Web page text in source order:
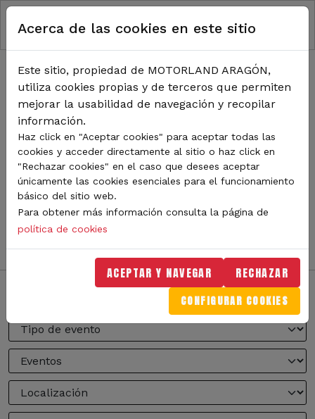
Pasar al contenido principal
RUTA DE NAVEGACIÓN
Inicio Noticias
TODA LA ACTUALIDAD DE
MOTORLAND
Sigue de cerca todas las novedades de MotorLand
Aragón. Aquí encontrarás noticias sobre eventos,
competiciones, pilotos, novedades del circuito y
mucho más. Filtra por categoría o tipo de contenido y
no te pierdas nada del mundo del motor.
Acerca de las cookies en este sitio
Este sitio, propiedad de MOTORLAND ARAGÓN,
utiliza cookies propias y de terceros que permiten
mejorar la usabilidad de navegación y recopilar
información.
Haz click en "Aceptar cookies" para aceptar todas las
cookies y acceder directamente al sitio o haz click en
"Rechazar cookies" en el caso que desees aceptar
únicamente las cookies esenciales para el funcionamiento
básico del sitio web.
Para obtener más información consulta la página de
política de cookies
ACEPTAR Y NAVEGAR RECHAZAR
CONFIGURAR COOKIES